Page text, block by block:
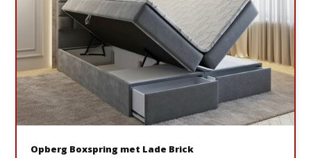
Opberg Boxspring met Lade Brick